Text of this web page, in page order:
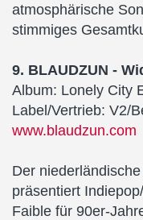
atmosphärische
stimmiges
9. BLAUDZUN -
Album: Lonely City
Label/Vertrieb: V2/
www.blaudzun.com
Der
präsentiert
Faible für 90er-